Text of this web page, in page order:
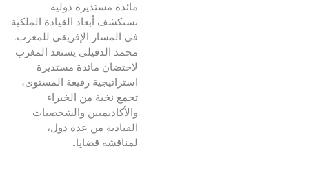
مائدة مستديرة دولية
تستكشف أبعاد القيادة الملكية
في المسار الإفريقي للمغرب.
محمد الدفيلي يستعد المغرب
لاحتضان مائدة مستديرة
استراتيجية رفيعة المستوى،
تجمع نخبة من الخبراء
والأكاديميين والشخصيات
القيادية من عدة دول،
لمناقشة قضايا…